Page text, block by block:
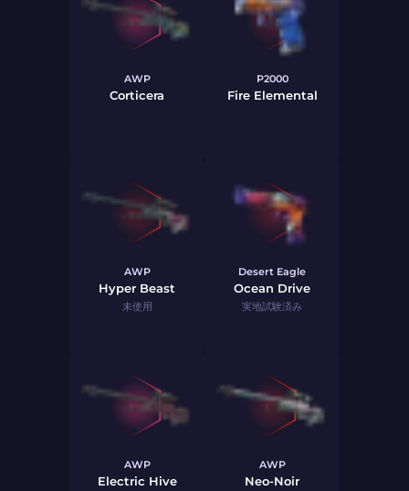
AWP
Corticera
P2000
Fire Elemental
AWP
Hyper Beast
未使用
Desert Eagle
Ocean Drive
実地試験済み
AWP
Electric Hive
AWP
Neo-Noir